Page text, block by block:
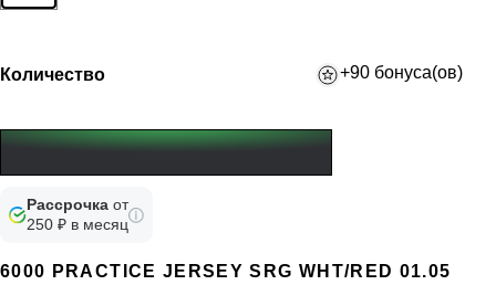
Количество +90 бонуса(ов)
Рассрочка от
250 ₽ в месяц
6000 PRACTICE JERSEY SRG WHT/RED 01.05